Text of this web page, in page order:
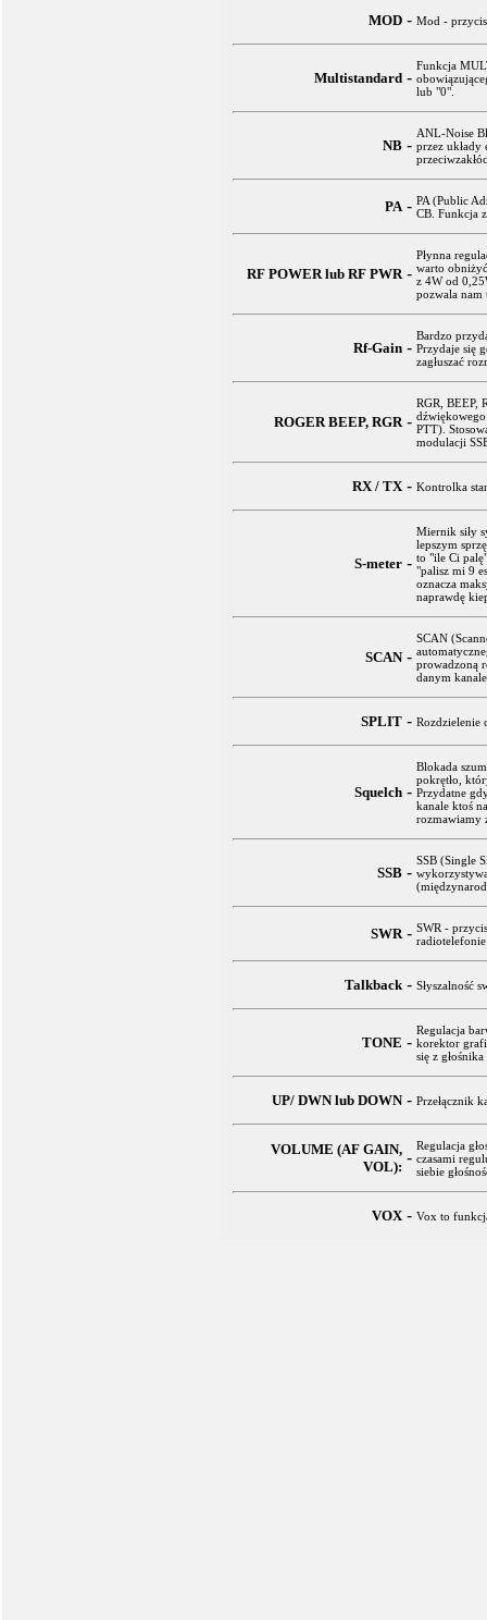
MOD - Mod -
Multistandard -
Funkcja
lub "0".
NB -
ANL-Noise
przez
PA - PA (Public
CB. Funkcja
RF POWER lub RF PWR -
Płynna
warto
z 4W od
pozwala nam
Rf-Gain -
Bardzo
Przydaje się
zagłuszać
ROGER BEEP, RGR -
RGR, BEEP,
PTT).
modulacji
RX / TX - Kontrolka
S-meter -
Miernik siły
lepszym
to "ile Ci
"palisz mi 9
oznacza
naprawdę
SCAN -
SCAN
prowadzoną
danym
SPLIT - Rozdzielenie
Squelch -
Blokada
pokrętło,
Przydatne
kanale ktoś
rozmawiamy
SSB -
SSB (Single
SWR - SWR -
radiotelefonie
Talkback - Słyszalność
TONE -
Regulacja
korektor
się z
UP/ DWN lub DOWN - Przełącznik
VOLUME (AF GAIN,
VOL): -
Regulacja
czasami
siebie
VOX - Vox to